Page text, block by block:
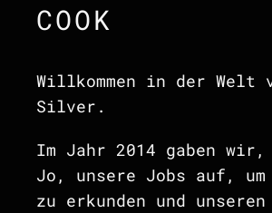
COOK
Willkommen in der Welt
Silver.
Im Jahr 2014 gaben wir,
Jo, unsere Jobs auf,
zu erkunden und